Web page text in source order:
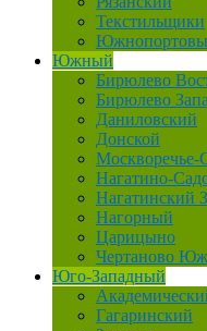
Текстильщики
Южный
Бирюлево
Бирюлево
Даниловский
Донской
Москворечье-
Нагатино-
Нагатинский
Нагорный
Царицыно
Чертаново
Юго-Западный
Гагаринский